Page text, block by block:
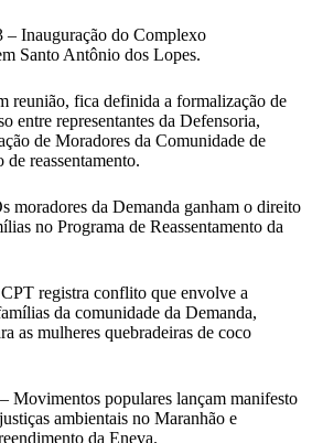
– Inauguração do Complexo
Santo Antônio dos Lopes.
reunião, fica definida a formalização de
entre representantes da Defensoria,
de Moradores da Comunidade de
reassentamento.
moradores da Demanda ganham o direito
no Programa de Reassentamento da
registra conflito que envolve a
da comunidade da Demanda,
as mulheres quebradeiras de coco
Movimentos populares lançam manifesto
ambientais no Maranhão e
da Eneva.